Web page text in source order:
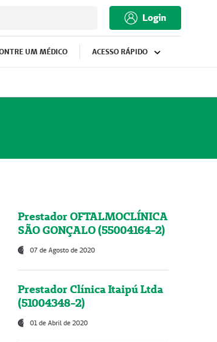
Login
UM MÉDICO ACESSO RÁPIDO
Prestador OFTALMOCLÍNICA
SÃO GONÇALO (55004164-2)
07 de Agosto de 2020
Prestador Clínica Itaipú Ltda
(51004348-2)
01 de Abril de 2020